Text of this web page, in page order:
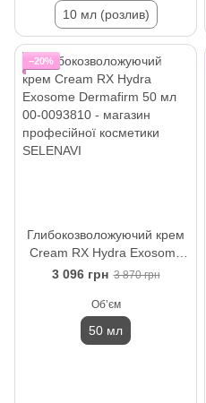
10 мл (розлив)
−20%
Глибокозволожуючий крем
Cream RX Hydra Exosome
Dermafirm 50 мл
3 096 грн 3 870 грн
Обʼєм
50 мл